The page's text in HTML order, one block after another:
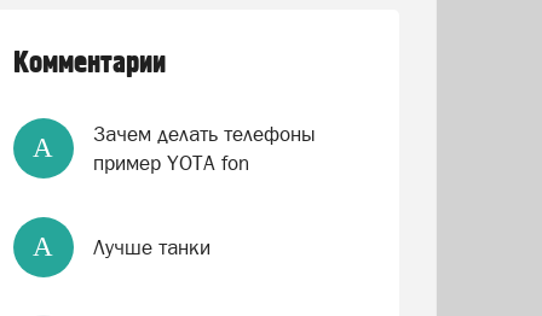
Комментарии
А
Зачем делать телефоны
пример YOTA fon
А Лучше танки